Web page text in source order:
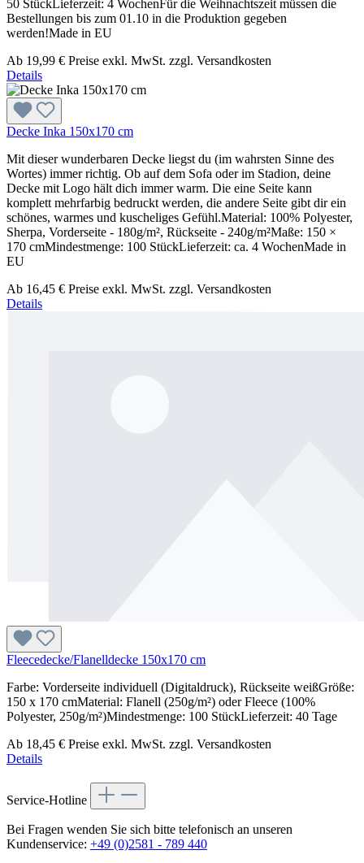
50 StückLieferzeit: 4 WochenFür die Weihnachtszeit müssen die
Bestellungen bis zum 01.10 in die Produktion gegeben
werden!Made in EU
Ab 19,99 € Preise exkl. MwSt. zzgl. Versandkosten
Details
Decke Inka 150x170 cm
Mit dieser wunderbaren Decke liegst du (im wahrsten Sinne des
Wortes) immer richtig. Ob auf dem Sofa oder im Stadion, deine
Decke mit Logo hält dich immer warm. Die eine Seite kann
komplett mehrfarbig bedruckt werden, die andere Seite gibt dir ein
schönes, warmes und kuscheliges Gefühl.Material: 100% Polyester,
Sherpa, Vorderseite - 180g/m², Rückseite - 240g/m²Maße: 150 ×
170 cmMindestmenge: 100 StückLieferzeit: ca. 4 WochenMade in
EU
Ab 16,45 € Preise exkl. MwSt. zzgl. Versandkosten
Details
Fleecedecke/Flanelldecke 150x170 cm
Farbe: Vorderseite individuell (Digitaldruck), Rückseite weißGröße:
150 x 170 cmMaterial: Flanell (250g/m²) oder Fleece (100%
Polyester, 250g/m²)Mindestmenge: 100 StückLieferzeit: 40 Tage
Ab 18,45 € Preise exkl. MwSt. zzgl. Versandkosten
Details
Service-Hotline
Bei Fragen wenden Sie sich bitte telefonisch an unseren
Kundenservice: +49 (0)2581 - 789 440